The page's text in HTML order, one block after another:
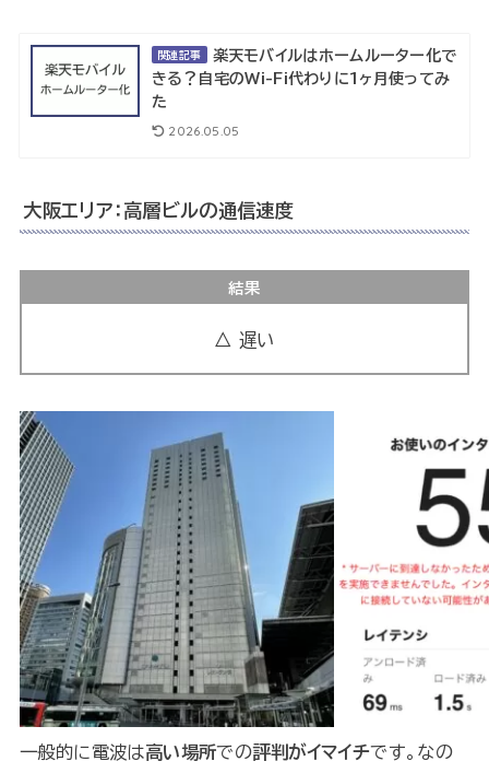
関連記事
楽天モバイルはホームルーター化で
きる？自宅のWi-Fi代わりに1ヶ月使ってみ
た
2026.05.05
大阪エリア：高層ビルの通信速度
結果
△ 遅い
一般的に電波は高い場所での評判がイマイチです。なの